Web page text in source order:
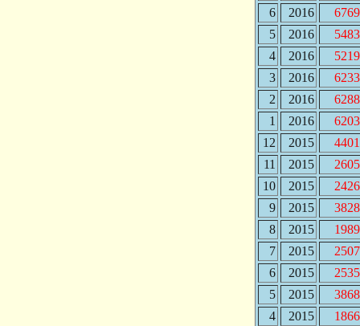
6
2016
5
2016
4
2016
3
2016
2
2016
1
2016
12
2015
11
2015
10
2015
9
2015
8
2015
7
2015
6
2015
5
2015
4
2015